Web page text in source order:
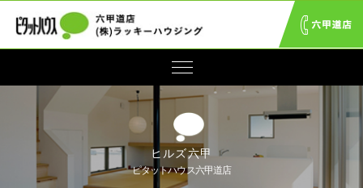
ヒルズ六甲
ピタットハウス六甲道店